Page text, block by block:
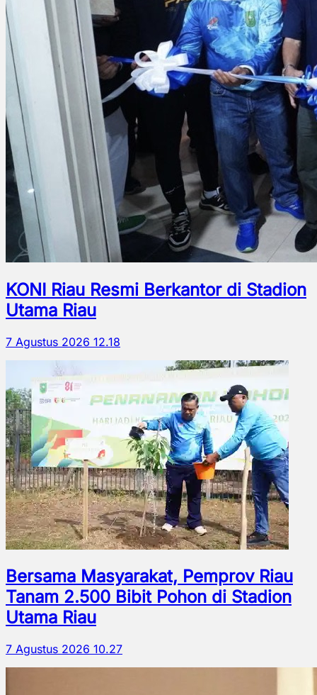
KONI Riau Resmi Berkantor di Stadion
Utama Riau
7 Agustus 2026 12.18
Bersama Masyarakat, Pemprov Riau
Tanam 2.500 Bibit Pohon di Stadion
Utama Riau
7 Agustus 2026 10.27